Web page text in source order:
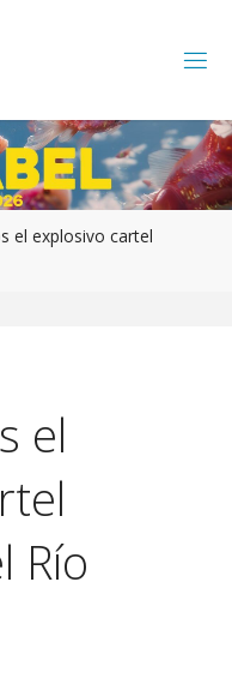
el explosivo cartel
el
Río